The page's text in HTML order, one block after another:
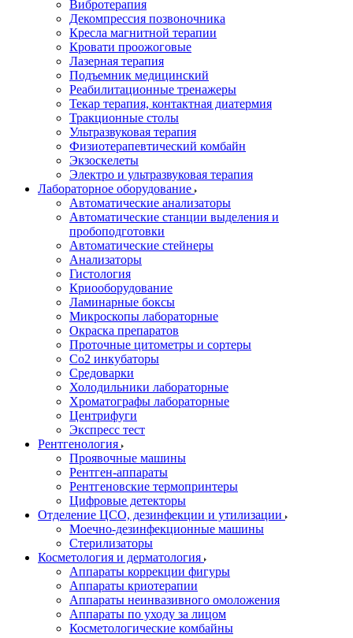
Вибротерапия
Декомпрессия позвоночника
Кресла магнитной терапии
Кровати проожоговые
Лазерная терапия
Подъемник медицинский
Реабилитационные тренажеры
Текар терапия, контактная диатермия
Тракционные столы
Ультразвуковая терапия
Физиотерапевтический комбайн
Экзоскелеты
Электро и ультразвуковая терапия
Лабораторное оборудование
Автоматические анализаторы
Автоматические станции выделения и
пробоподготовки
Автоматические стейнеры
Анализаторы
Гистология
Криооборудование
Ламинарные боксы
Микроскопы лабораторные
Окраска препаратов
Проточные цитометры и сортеры
Со2 инкубаторы
Средоварки
Холодильники лабораторные
Хроматографы лабораторные
Центрифуги
Экспресс тест
Рентгенология
Проявочные машины
Рентген-аппараты
Рентгеновские термопринтеры
Цифровые детекторы
Отделение ЦСО, дезинфекции и утилизации
Моечно-дезинфекционные машины
Стерилизаторы
Косметология и дерматология
Аппараты коррекции фигуры
Аппараты криотерапии
Аппараты неинвазивного омоложения
Аппараты по уходу за лицом
Косметологические комбайны